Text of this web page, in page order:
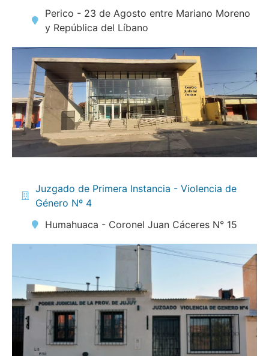
Perico - 23 de Agosto entre Mariano Moreno
y República del Líbano
Juzgado de Primera Instancia - Violencia de
Género Nº 4
Humahuaca - Coronel Juan Cáceres N° 15